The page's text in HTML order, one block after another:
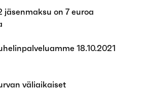
jäsenmaksu on 7 euroa
18.10.2021
väliaikaiset